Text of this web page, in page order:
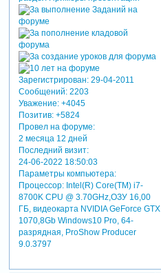
Зарегистрирован: 29-04-2011
Сообщений:2203
Уважение: +4045
Позитив: +5824
Провел на форуме:
2 месяца 12 дней
Последний визит:
24-06-2022 18:50:03
Параметры компьютера:
Процессор: Intel(R) Core(TM) i7-
8700K CPU @ 3.70GHz,ОЗУ 16,00
ГБ, видеокарта NVIDIA GeForce GTX
1070,8Gb Windows10 Pro, 64-
разрядная, ProShow Producer
9.0.3797